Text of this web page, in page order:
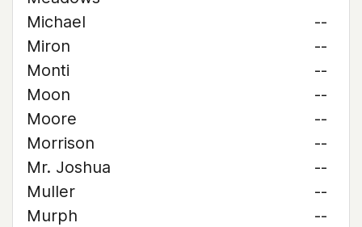
Michael
--
Miron
--
Monti
--
Moon
--
Moore
--
Morrison
--
Mr. Joshua
--
Muller
--
Murph
--